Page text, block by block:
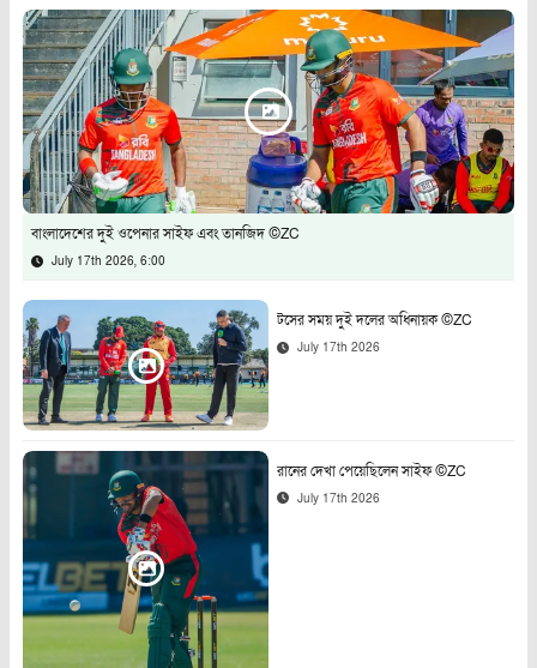
বাংলাদেশের দুই ওপেনার সাইফ এবং তানজিদ ©ZC
July 17th 2026, 6:00
টসের সময় দুই দলের অধিনায়ক ©ZC
July 17th 2026
রানের দেখা পেয়েছিলেন সাইফ ©ZC
July 17th 2026